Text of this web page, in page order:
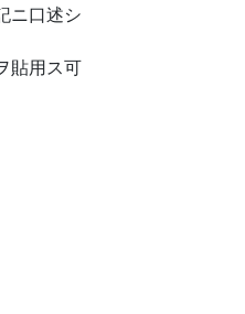
ニ口述シ
貼用ス可